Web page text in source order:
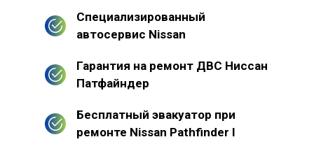
Специализированный
автосервис Nissan
Гарантия на ремонт ДВС Ниссан
Патфайндер
Бесплатный эвакуатор при
ремонте Nissan Pathfinder I